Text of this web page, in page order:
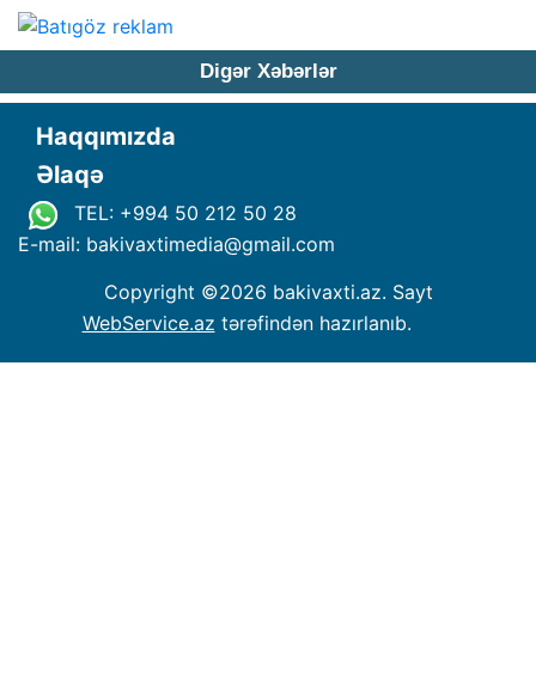
Digər Xəbərlər
Haqqımızda
Əlaqə
TEL: +994 50 212 50 28
E-mail: bakivaxtimedia@gmail.com
Copyright ©2026 bakivaxti.az. Sayt
WebService.az tərəfindən hazırlanıb.